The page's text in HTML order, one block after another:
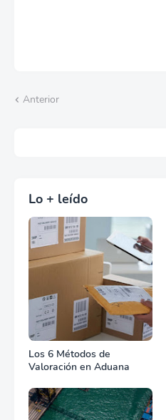
Anterior
Lo + leído
Los 6 Métodos de
Valoración en Aduana